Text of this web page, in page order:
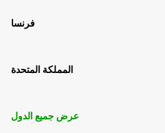
فرنسا
المملكة المتحدة
عرض جميع الدول